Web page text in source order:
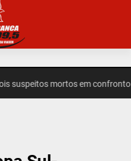
mortos em confronto